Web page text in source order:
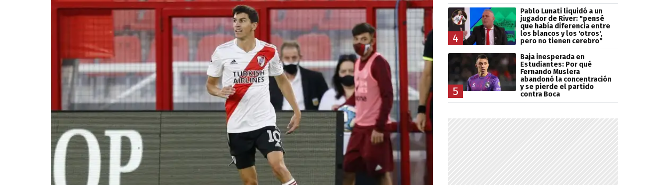
4
Pablo Lunati liquidó a un
jugador de River: "pensé
que había diferencia entre
los blancos y los 'otros',
pero no tienen cerebro"
5
Baja inesperada en
Estudiantes: Por qué
Fernando Muslera
abandonó la concentración
y se pierde el partido
contra Boca